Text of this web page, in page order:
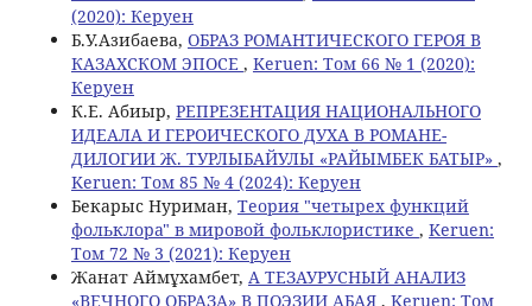
(2020): Керуен
Б.У.Азибаева, ОБРАЗ РОМАНТИЧЕСКОГО ГЕРОЯ В
КАЗАХСКОМ ЭПОСЕ , Keruen: Том 66 № 1 (2020):
Керуен
К.Е. Абиыр, РЕПРЕЗЕНТАЦИЯ НАЦИОНАЛЬНОГО
ИДЕАЛА И ГЕРОИЧЕСКОГО ДУХА В РОМАНЕ-
ДИЛОГИИ Ж. ТУРЛЫБАЙУЛЫ «РАЙЫМБЕК БАТЫР» ,
Keruen: Том 85 № 4 (2024): Керуен
Бекарыс Нуриман, Теория "четырех функций
фольклора" в мировой фольклористике , Keruen:
Том 72 № 3 (2021): Керуен
Жанат Аймұхамбет, А ТЕЗАУРУСНЫЙ АНАЛИЗ
«ВЕЧНОГО ОБРАЗА» В ПОЭЗИИ АБАЯ , Keruen: Том